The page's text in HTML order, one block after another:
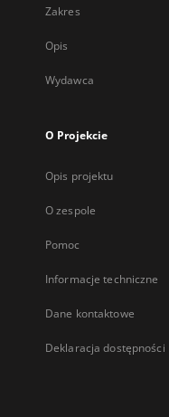
Zakres
Opis
Wydawca
O Projekcie
Opis projektu
O zespole
Pomoc
Informacje techniczne
Dane kontaktowe
Deklaracja dostępności